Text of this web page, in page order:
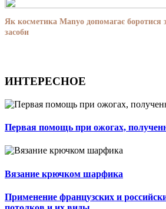
Як косметика Manyo допомагає боротися
засоби
ИНТЕРЕСНОЕ
Первая помощь при ожогах,
Вязание крючком шарфика
Применение французских и